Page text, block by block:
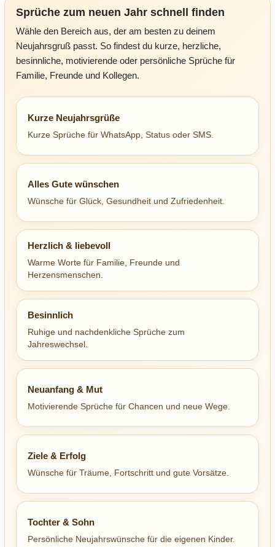
Sprüche zum neuen Jahr schnell finden
Wähle den Bereich aus, der am besten zu deinem
Neujahrsgruß passt. So findest du kurze, herzliche,
besinnliche, motivierende oder persönliche Sprüche für
Familie, Freunde und Kollegen.
Kurze Neujahrsgrüße
Kurze Sprüche für WhatsApp, Status oder SMS.
Alles Gute wünschen
Wünsche für Glück, Gesundheit und Zufriedenheit.
Herzlich & liebevoll
Warme Worte für Familie, Freunde und
Herzensmenschen.
Besinnlich
Ruhige und nachdenkliche Sprüche zum
Jahreswechsel.
Neuanfang & Mut
Motivierende Sprüche für Chancen und neue Wege.
Ziele & Erfolg
Wünsche für Träume, Fortschritt und gute Vorsätze.
Tochter & Sohn
Persönliche Neujahrswünsche für die eigenen Kinder.